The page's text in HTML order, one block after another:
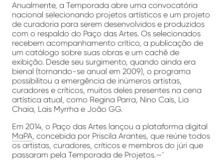
Anualmente, a Temporada abre uma convocatória
nacional selecionando projetos artísticos e um projeto
de curadoria para serem desenvolvidos e produzidos
com o respaldo do Paço das Artes. Os selecionados
recebem acompanhamento crítico, a publicação de
um catálogo sobre suas obras e um cachê de
exibição. Desde seu surgimento, quando ainda era
bienal (tornando-se anual em 2009), o programa
possibilitou a emergência de inúmeros artistas,
curadores e críticos, muitos deles presentes na cena
artística atual, como Regina Parra, Nino Cais, Lia
Chaia, Lais Myrrha e João GG.
Em 2014, o Paço das Artes lançou a plataforma digital
MaPA, concebida por Priscila Arantes, que reúne todos
os artistas, curadores, críticos e membros do júri que
passaram pela Temporada de Projetos.—¯